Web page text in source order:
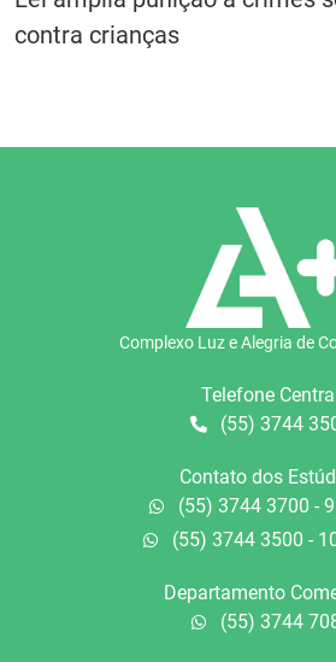
contra crianças
Complexo Luz e Alegria de
Telefone Central
(55) 3744
Contato dos
(55) 3744 3700 -
(55) 3744 3500 -
Departamento
(55) 3744